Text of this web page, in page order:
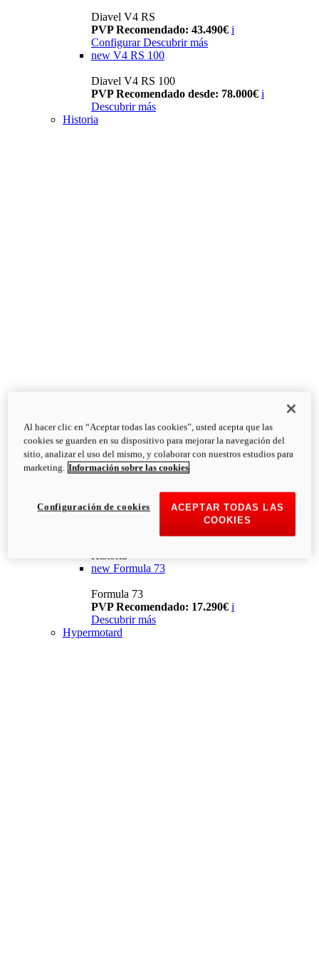
Diavel V4 RS
PVP Recomendado: 43.490€ i
Configurar Descubrir más
new V4 RS 100
Diavel V4 RS 100
PVP Recomendado desde: 78.000€ i
Descubrir más
Historia
Historia
new Formula 73
Formula 73
PVP Recomendado: 17.290€ i
Descubrir más
Hypermotard
Al hacer clic en “Aceptar todas las cookies”, usted acepta que las
cookies se guarden en su dispositivo para mejorar la navegación del
sitio, analizar el uso del mismo, y colaborar con nuestros estudios para
marketing. Información sobre las cookies
ACEPTAR TODAS LAS
COOKIES
Configuración de cookies